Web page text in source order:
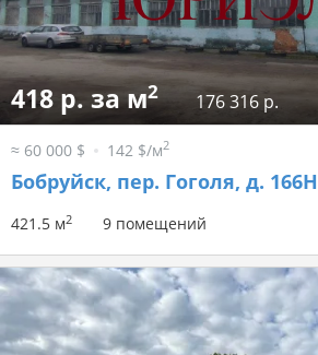
418 р. за м2 176 316 р.
≈ 60 000 $ 142 $/м2
Бобруйск, пер. Гоголя, д. 166Н
421.5 м2 9 помещений